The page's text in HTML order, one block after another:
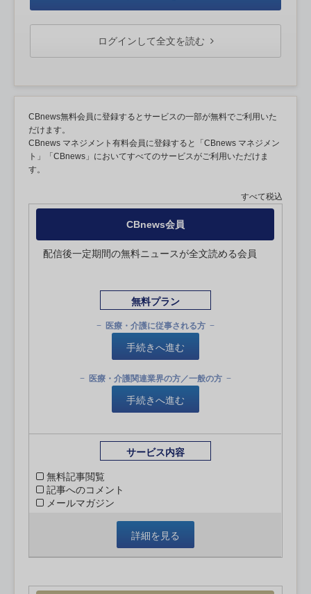
ログインして全文を読む
CBnews無料会員に登録するとサービスの一部が無料でご利用いた
だけます。
CBnews マネジメント有料会員に登録すると「CBnews マネジメン
ト」「CBnews」においてすべてのサービスがご利用いただけま
す。
すべて税込
CBnews会員
配信後一定期間の無料ニュースが全文読める会員
無料プラン
医療・介護に従事される方
手続きへ進む
医療・介護関連業界の方／一般の方
手続きへ進む
サービス内容
無料記事閲覧
記事へのコメント
メールマガジン
詳細を見る